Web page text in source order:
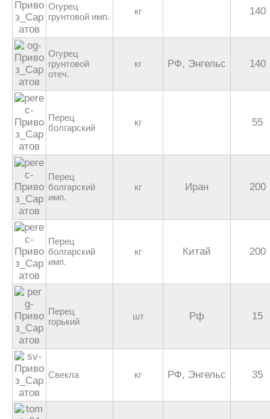
Огурец
грунтовой имп.
кг 140
Огурец
грунтовой
отеч.
кг РФ, Энгельс 140
Перец
болгарский
кг 55
Перец
болгарский
имп.
кг Иран 200
Перец
болгарский
имп.
кг Китай 200
Перец
горький
шт Рф 15
Свекла кг РФ, Энгельс 35